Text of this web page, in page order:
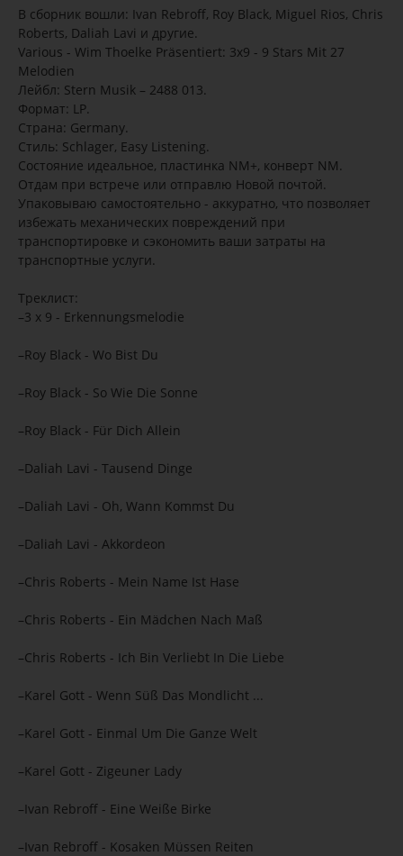
В сборник вошли: Ivan Rebroff, Roy Black, Miguel Rios, Chris
Roberts, Daliah Lavi и другие.
Various - Wim Thoelke Präsentiert: 3x9 - 9 Stars Mit 27
Melodien
Лейбл: Stern Musik – 2488 013.
Формат: LP.
Страна: Germany.
Стиль: Schlager, Easy Listening.
Состояние идеальное, пластинка NM+, конверт NM.
Отдам при встрече или отправлю Новой почтой.
Упаковываю самостоятельно - аккуратно, что позволяет
избежать механических повреждений при
транспортировке и сэкономить ваши затраты на
транспортные услуги.
Треклист:
–3 x 9 - Erkennungsmelodie
–Roy Black - Wo Bist Du
–Roy Black - So Wie Die Sonne
–Roy Black - Für Dich Allein
–Daliah Lavi - Tausend Dinge
–Daliah Lavi - Oh, Wann Kommst Du
–Daliah Lavi - Akkordeon
–Chris Roberts - Mein Name Ist Hase
–Chris Roberts - Ein Mädchen Nach Maß
–Chris Roberts - Ich Bin Verliebt In Die Liebe
–Karel Gott - Wenn Süß Das Mondlicht ...
–Karel Gott - Einmal Um Die Ganze Welt
–Karel Gott - Zigeuner Lady
–Ivan Rebroff - Eine Weiße Birke
–Ivan Rebroff - Kosaken Müssen Reiten